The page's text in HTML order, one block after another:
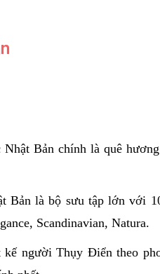
Bản chính là quê
Bản là bộ sưu tập lớn với
Scandinavian, Natura.
người Thụy Điển theo